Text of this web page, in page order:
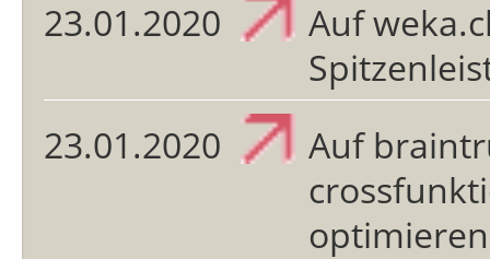
23.01.2020
Auf
23.01.2020
Auf
optimieren